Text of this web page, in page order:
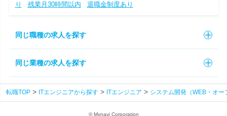
り
残業月30時間以内 退職金制度あり
同じ職種の求人を探す
同じ業種の求人を探す
転職TOP ITエンジニアから探す ITエンジニア システム開発（WEB・オ
© Mynavi Corporation